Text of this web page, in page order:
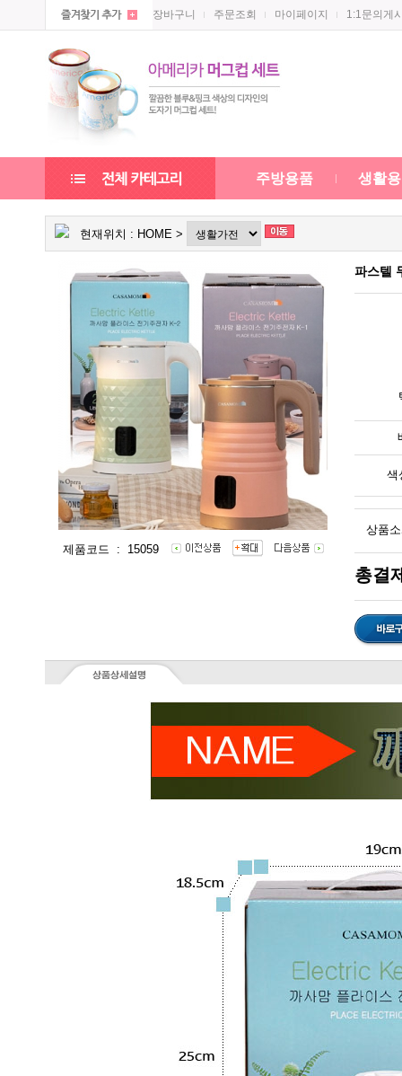
장바구니 주문조회 마이페이지 1:1문의게
주방용품 생활
현재위치 : HOME >
제품코드 : 15059
파스텔
색
상품
총결